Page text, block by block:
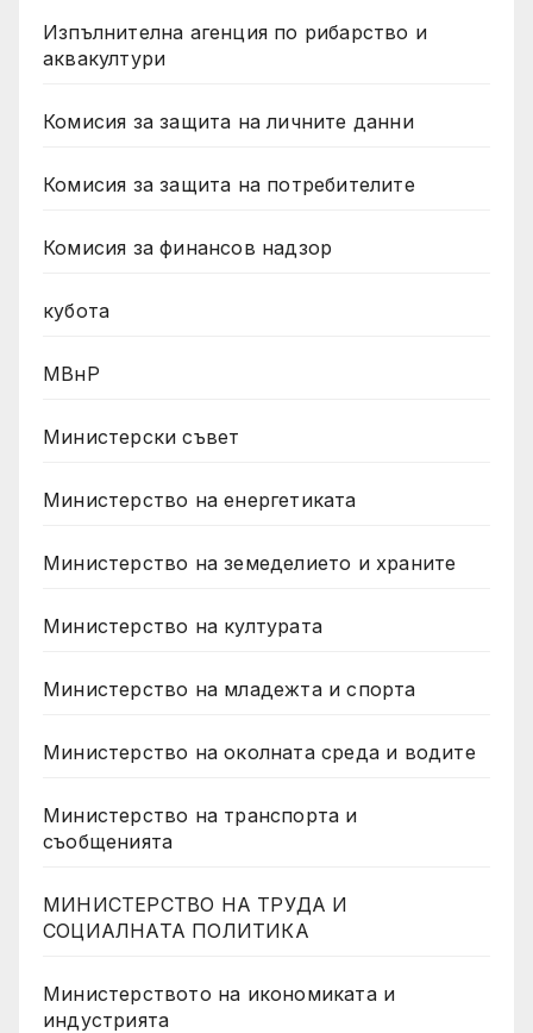
Изпълнителна агенция по рибарство и
аквакултури
Комисия за защита на личните данни
Комисия за защита на потребителите
Комисия за финансов надзор
кубота
МВнР
Министерски съвет
Министерство на енергетиката
Министерство на земеделието и храните
Министерство на културата
Министерство на младежта и спорта
Министерство на околната среда и водите
Министерство на транспорта и
съобщенията
МИНИСТЕРСТВО НА ТРУДА И
СОЦИАЛНАТА ПОЛИТИКА
Министерството на икономиката и
индустрията